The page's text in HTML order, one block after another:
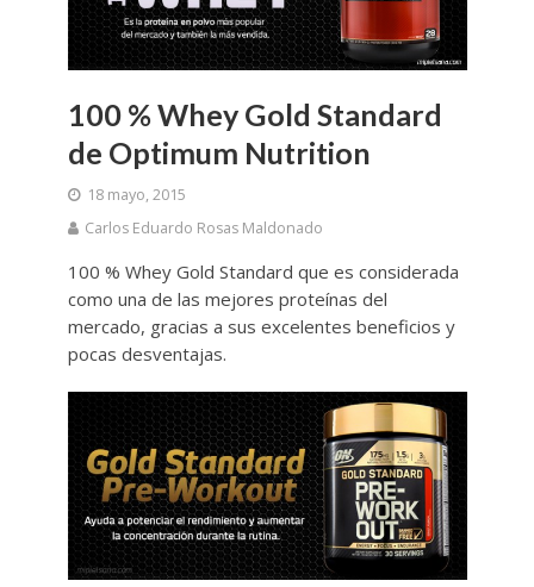
100 % Whey Gold Standard
de Optimum Nutrition
18 mayo, 2015
Carlos Eduardo Rosas Maldonado
100 % Whey Gold Standard que es considerada
como una de las mejores proteínas del
mercado, gracias a sus excelentes beneficios y
pocas desventajas.